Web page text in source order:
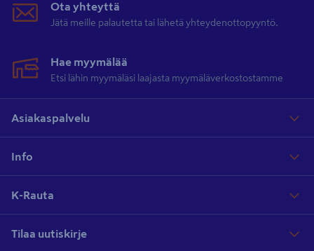
Ota yhteyttä
Jätä meille palautetta tai lähetä yhteydenottopyyntö.
Hae myymälää
Etsi lähin myymäläsi laajasta myymäläverkostostamme
Asiakaspalvelu
Info
K-Rauta
Tilaa uutiskirje